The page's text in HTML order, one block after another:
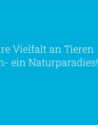
Vielfalt an Tieren
ein Naturparadies!